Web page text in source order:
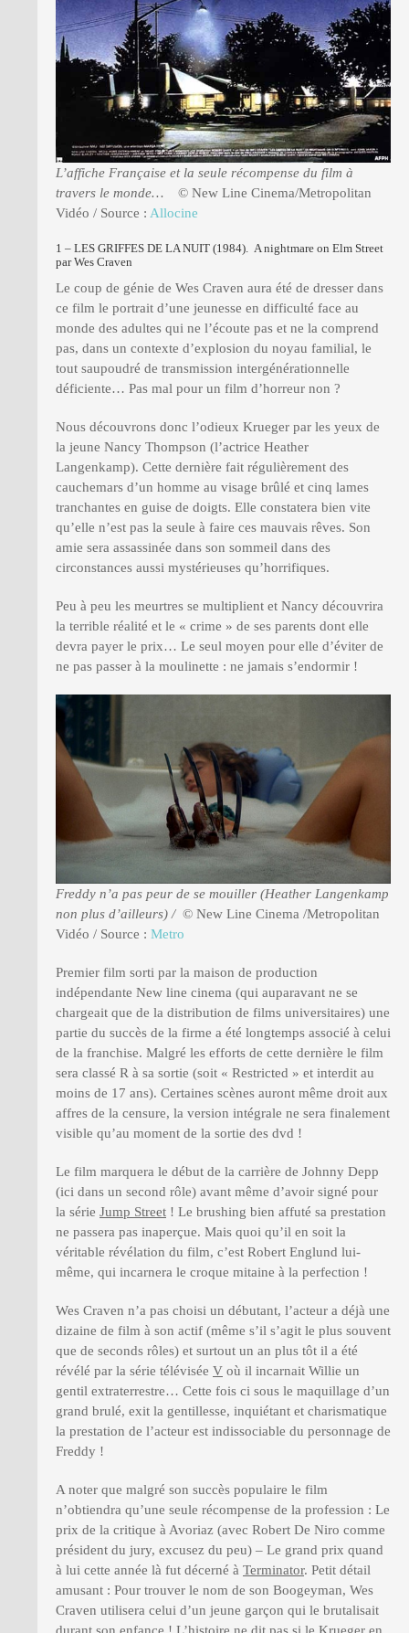
L’affiche Française et la seule récompense du film à
travers le monde… © New Line Cinema/Metropolitan
Vidéo / Source : Allocine
1 – LES GRIFFES DE LA NUIT (1984). A nightmare on Elm Street
par Wes Craven
Le coup de génie de Wes Craven aura été de dresser dans
ce film le portrait d’une jeunesse en difficulté face au
monde des adultes qui ne l’écoute pas et ne la comprend
pas, dans un contexte d’explosion du noyau familial, le
tout saupoudré de transmission intergénérationnelle
déficiente… Pas mal pour un film d’horreur non ?
Nous découvrons donc l’odieux Krueger par les yeux de
la jeune Nancy Thompson (l’actrice Heather
Langenkamp). Cette dernière fait régulièrement des
cauchemars d’un homme au visage brûlé et cinq lames
tranchantes en guise de doigts. Elle constatera bien vite
qu’elle n’est pas la seule à faire ces mauvais rêves. Son
amie sera assassinée dans son sommeil dans des
circonstances aussi mystérieuses qu’horrifiques.
Peu à peu les meurtres se multiplient et Nancy découvrira
la terrible réalité et le « crime » de ses parents dont elle
devra payer le prix… Le seul moyen pour elle d’éviter de
ne pas passer à la moulinette : ne jamais s’endormir !
Freddy n’a pas peur de se mouiller (Heather Langenkamp
non plus d’ailleurs) / © New Line Cinema /Metropolitan
Vidéo / Source : Metro
Premier film sorti par la maison de production
indépendante New line cinema (qui auparavant ne se
chargeait que de la distribution de films universitaires) une
partie du succès de la firme a été longtemps associé à celui
de la franchise. Malgré les efforts de cette dernière le film
sera classé R à sa sortie (soit « Restricted » et interdit au
moins de 17 ans). Certaines scènes auront même droit aux
affres de la censure, la version intégrale ne sera finalement
visible qu’au moment de la sortie des dvd !
Le film marquera le début de la carrière de Johnny Depp
(ici dans un second rôle) avant même d’avoir signé pour
la série Jump Street ! Le brushing bien affuté sa prestation
ne passera pas inaperçue. Mais quoi qu’il en soit la
véritable révélation du film, c’est Robert Englund lui-
même, qui incarnera le croque mitaine à la perfection !
Wes Craven n’a pas choisi un débutant, l’acteur a déjà une
dizaine de film à son actif (même s’il s’agit le plus souvent
que de seconds rôles) et surtout un an plus tôt il a été
révélé par la série télévisée V où il incarnait Willie un
gentil extraterrestre… Cette fois ci sous le maquillage d’un
grand brulé, exit la gentillesse, inquiétant et charismatique
la prestation de l’acteur est indissociable du personnage de
Freddy !
A noter que malgré son succès populaire le film
n’obtiendra qu’une seule récompense de la profession : Le
prix de la critique à Avoriaz (avec Robert De Niro comme
président du jury, excusez du peu) – Le grand prix quand
à lui cette année là fut décerné à Terminator. Petit détail
amusant : Pour trouver le nom de son Boogeyman, Wes
Craven utilisera celui d’un jeune garçon qui le brutalisait
durant son enfance ! L’histoire ne dit pas si le Krueger en